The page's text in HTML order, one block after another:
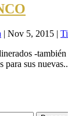
| Nov 5, 2015 |
-
para sus